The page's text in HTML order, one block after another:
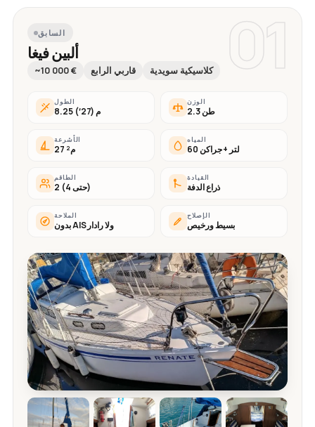
01 السابق
ألبين فيغا
~10 000 € قاربي الرابع كلاسيكية سويدية
الطول
8.25 م (27′)
الوزن
2.3 طن
الأشرعة
27 م²
المياه
60 لتر + جراكن
الطاقم
2 (حتى 4)
القيادة
ذراع الدفة
الملاحة
بدون AIS ولا رادار
الإصلاح
بسيط ورخيص